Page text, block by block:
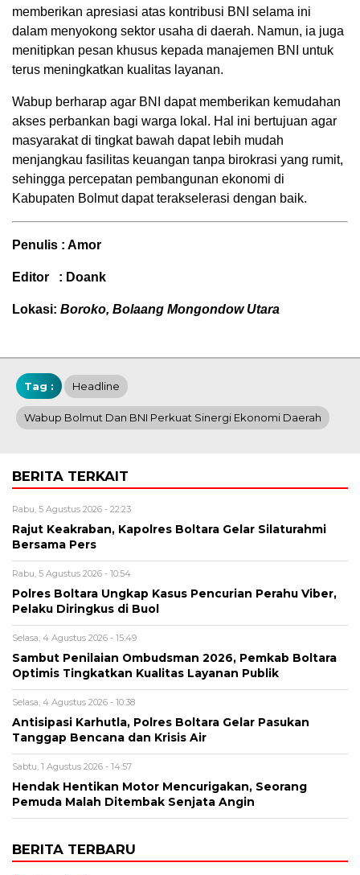
memberikan apresiasi atas kontribusi BNI selama ini
dalam menyokong sektor usaha di daerah. Namun, ia juga
menitipkan pesan khusus kepada manajemen BNI untuk
terus meningkatkan kualitas layanan.
Wabup berharap agar BNI dapat memberikan kemudahan
akses perbankan bagi warga lokal. Hal ini bertujuan agar
masyarakat di tingkat bawah dapat lebih mudah
menjangkau fasilitas keuangan tanpa birokrasi yang rumit,
sehingga percepatan pembangunan ekonomi di
Kabupaten Bolmut dapat terakselerasi dengan baik.
Penulis : Amor
Editor : Doank
Lokasi: Boroko, Bolaang Mongondow Utara
Tag : Headline
Wabup Bolmut Dan BNI Perkuat Sinergi Ekonomi Daerah
BERITA TERKAIT
Rabu, 5 Agustus 2026 - 22:23
Rajut Keakraban, Kapolres Boltara Gelar Silaturahmi
Bersama Pers
Rabu, 5 Agustus 2026 - 10:54
Polres Boltara Ungkap Kasus Pencurian Perahu Viber,
Pelaku Diringkus di Buol
Selasa, 4 Agustus 2026 - 15:49
Sambut Penilaian Ombudsman 2026, Pemkab Boltara
Optimis Tingkatkan Kualitas Layanan Publik
Selasa, 4 Agustus 2026 - 10:38
Antisipasi Karhutla, Polres Boltara Gelar Pasukan
Tanggap Bencana dan Krisis Air
Sabtu, 1 Agustus 2026 - 14:57
Hendak Hentikan Motor Mencurigakan, Seorang
Pemuda Malah Ditembak Senjata Angin
BERITA TERBARU